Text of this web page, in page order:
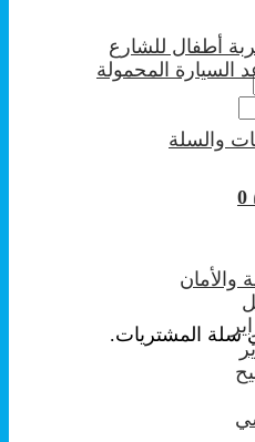
0
سلة المشتريات.
أطفال للشارع
المحمولة
والسلة
والأمان